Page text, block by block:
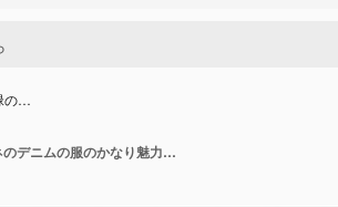
の…
テキストのための場所でシンプルな濃い緑の壁にメガネのデニムの服のかなり魅力的な少女。